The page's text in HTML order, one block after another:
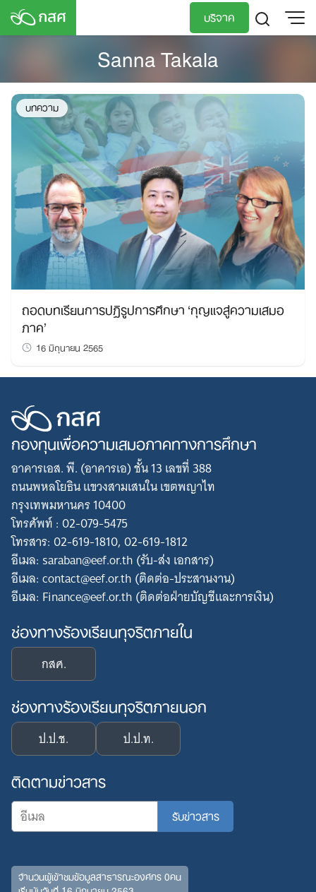
Skip
content
บริจาค
Sanna Takala
บทความ
ถอดบทเรียนการปฏิรูปการศึกษา ‘กุญแจสู่ความเสมอ
ภาค’
16 มิถุนายน 2565
กองทุนเพื่อความเสมอภาคทางการศึกษา
อาคารเอส. พี. (อาคารเอ) ชั้น 13 เลขที่ 388
ถนนพหลโยธิน แขวงสามเสนใน เขตพญาไท
กรุงเทพมหานคร 10400
โทรศัพท์ : 02-079-5475
โทรสาร: 02-619-1810, 02-619-1812
อีเมล: saraban@eef.or.th (รับ-ส่ง เอกสาร)
อีเมล: contact@eef.or.th (ติดต่อ-ประสานงาน)
อีเมล: Finance@eef.or.th (ติดต่อฝ่ายบัญชีและการเงิน)
ช่องทางร้องเรียนทุจริตภายใน
กสศ.
ช่องทางร้องเรียนทุจริตภายนอก
ป.ป.ช. ป.ป.ท.
ติดตามข่าวสาร
จำนวนผู้เข้าชมข้อมูลสาธารณะองค์กร 0คน